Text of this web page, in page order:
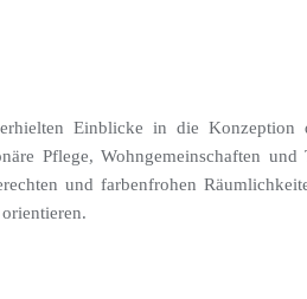
Einblicke in die Konzeption
Pflege, Wohngemeinschaften
und farbenfrohen